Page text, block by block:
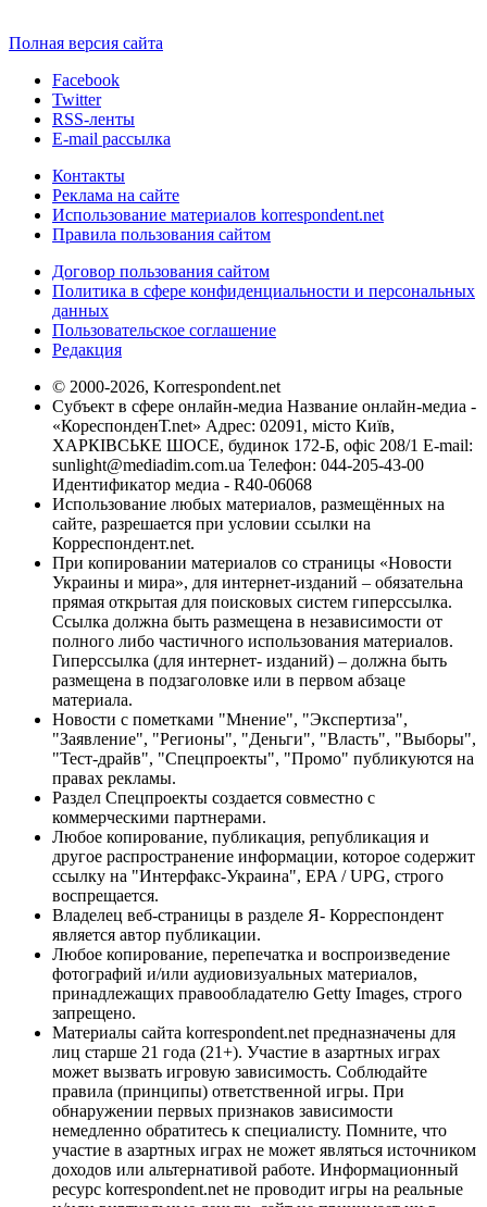
Полная версия сайта
Facebook
Twitter
RSS-ленты
E-mail рассылка
Контакты
Реклама на сайте
Использование материалов korrespondent.net
Правила пользования сайтом
Договор пользования сайтом
Политика в сфере конфиденциальности и персональных
данных
Пользовательское соглашение
Редакция
© 2000-2026, Korrespondent.net
Субъект в сфере онлайн-медиа Название онлайн-медиа -
«КореспонденТ.net» Адрес: 02091, місто Київ,
ХАРКІВСЬКЕ ШОСЕ, будинок 172-Б, офіс 208/1 E-mail:
sunlight@mediadim.com.ua Телефон: 044-205-43-00
Идентификатор медиа - R40-06068
Использование любых материалов, размещённых на
сайте, разрешается при условии ссылки на
Корреспондент.net.
При копировании материалов со страницы «Новости
Украины и мира», для интернет-изданий – обязательна
прямая открытая для поисковых систем гиперссылка.
Ссылка должна быть размещена в независимости от
полного либо частичного использования материалов.
Гиперссылка (для интернет- изданий) – должна быть
размещена в подзаголовке или в первом абзаце
материала.
Новости с пометками "Мнение", "Экспертиза",
"Заявление", "Регионы", "Деньги", "Власть", "Выборы",
"Тест-драйв", "Спецпроекты", "Промо" публикуются на
правах рекламы.
Раздел Спецпроекты создается совместно с
коммерческими партнерами.
Любое копирование, публикация, републикация и
другое распространение информации, которое содержит
ссылку на "Интерфакс-Украина", EPA / UPG, строго
воспрещается.
Владелец веб-страницы в разделе Я- Корреспондент
является автор публикации.
Любое копирование, перепечатка и воспроизведение
фотографий и/или аудиовизуальных материалов,
принадлежащих правообладателю Getty Images, строго
запрещено.
Материалы сайта korrespondent.net предназначены для
лиц старше 21 года (21+). Участие в азартных играх
может вызвать игровую зависимость. Соблюдайте
правила (принципы) ответственной игры. При
обнаружении первых признаков зависимости
немедленно обратитесь к специалисту. Помните, что
участие в азартных играх не может являться источником
доходов или альтернативой работе. Информационный
ресурс korrespondent.net не проводит игры на реальные